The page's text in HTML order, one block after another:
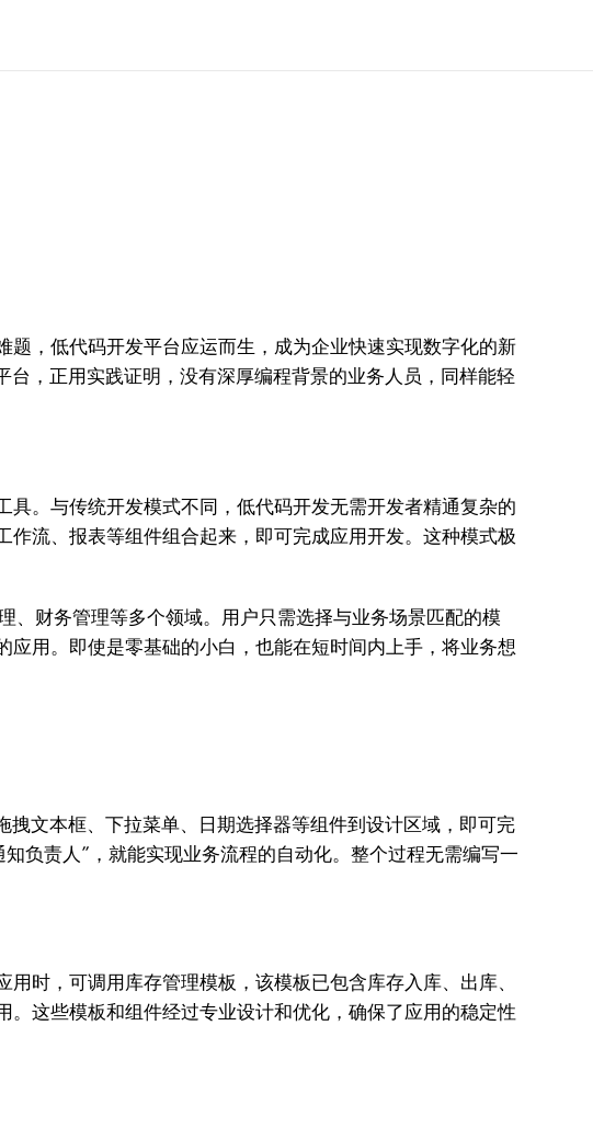
，低代码开发平台应运而生，成为企业快速实现数字化的新
，正用实践证明，没有深厚编程背景的业务人员，同样能轻
。与传统开发模式不同，低代码开发无需开发者精通复杂的
流、报表等组件组合起来，即可完成应用开发。这种模式极
、财务管理等多个领域。用户只需选择与业务场景匹配的模
用。即使是零基础的小白，也能在短时间内上手，将业务想
文本框、下拉菜单、日期选择器等组件到设计区域，即可完
负责人”，就能实现业务流程的自动化。整个过程无需编写一
时，可调用库存管理模板，该模板已包含库存入库、出库、
这些模板和组件经过专业设计和优化，确保了应用的稳定性